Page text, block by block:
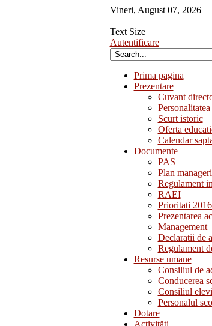
Vineri, August 07, 2026
Text Size
Autentificare
Prima pagina
Prezentare
Cuvant
Scurt istoric
Oferta
Calendar
Documente
PAS
Plan
Regulament
RAEI
Prioritati
Prezentarea
Management
Declaratii de
Regulament
Resurse umane
Consiliul de
Conducerea
Consiliul
Personalul
Dotare
Activităţi